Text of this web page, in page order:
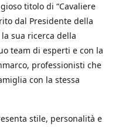
titolo di “Cavaliere
dal Presidente della
sua ricerca della
team di esperti e con la
professionisti che
con la stessa
stile, personalità e